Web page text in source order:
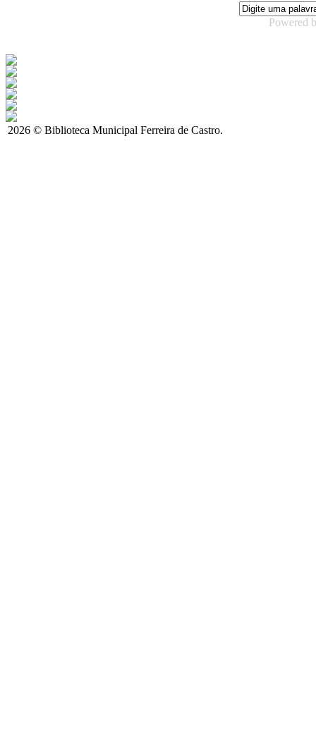
Powered
2026 © Biblioteca Municipal Ferreira de Castro.